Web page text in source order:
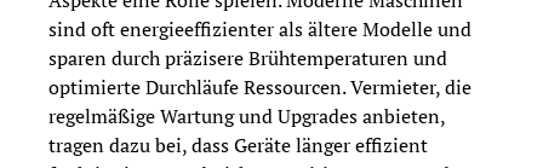
sind oft energieeffizienter als ältere Modelle und
sparen durch präzisere Brühtemperaturen und
optimierte Durchläufe Ressourcen. Vermieter, die
regelmäßige Wartung und Upgrades anbieten,
tragen dazu bei, dass Geräte länger effizient